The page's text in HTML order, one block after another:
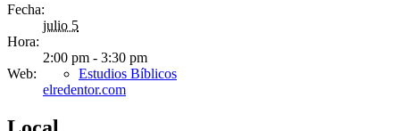
Estudios Bíblicos
Fecha:
julio 5
Hora:
2:00 pm - 3:30 pm
Web:
elredentor.com